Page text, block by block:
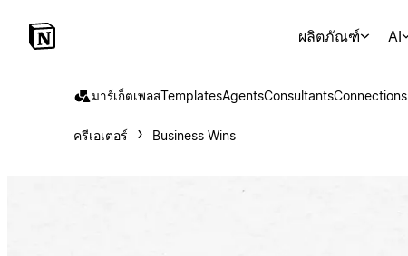
ผลิตภัณฑ์ AI
มาร์เก็ตเพลสTemplatesAgentsConsultantsConnections
ครีเอเตอร์ Business Wins